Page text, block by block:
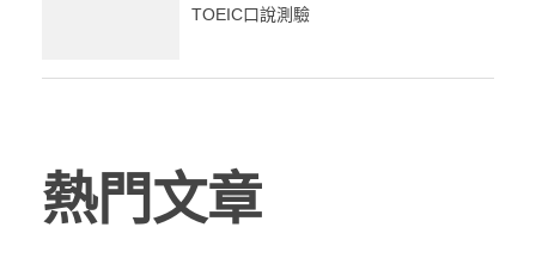
TOEIC口說測驗
熱門文章